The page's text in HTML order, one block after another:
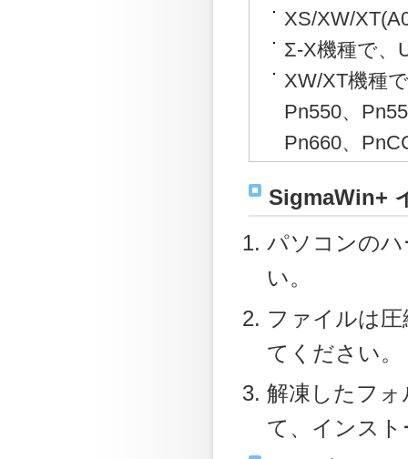
XS/XW/
Σ-X機種で、
XW/XT機種
Pn550、
Pn660、
SigmaWin+
パソコンの
い。
ファイルは
てください。
解凍したフォ
て、インス